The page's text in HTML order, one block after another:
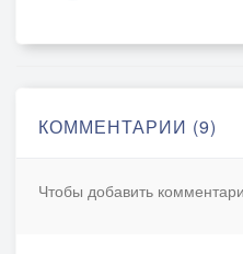
КОММЕНТАРИИ (9)
Чтобы добавить